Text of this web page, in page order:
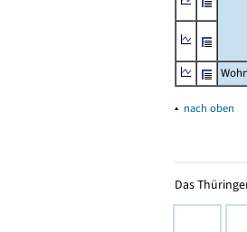
▴ nach oben
Das